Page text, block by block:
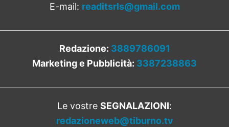
E-mail: readitsrls@gmail.com
Redazione: 3889786091
Marketing e Pubblicità: 3387238863
Le vostre SEGNALAZIONI:
redazioneweb@tiburno.tv